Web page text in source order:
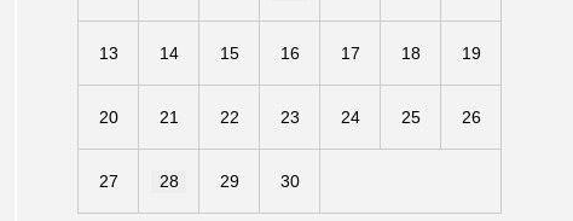
13 14 15 16 17 18 19
20 21 22 23 24 25 26
27 28 29 30